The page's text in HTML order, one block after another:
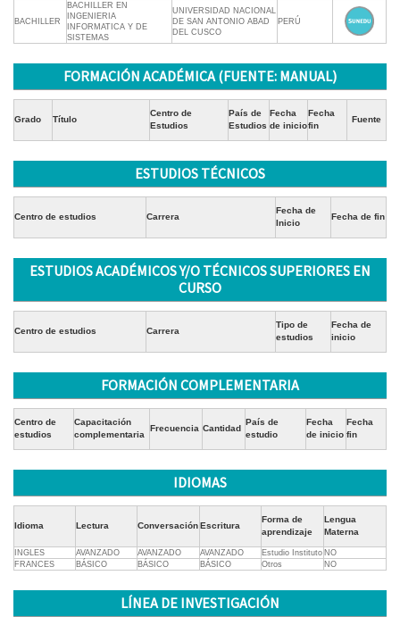
BACHILLER
BACHILLER EN
INGENIERIA
INFORMATICA Y DE
SISTEMAS
UNIVERSIDAD NACIONAL
DE SAN ANTONIO ABAD
DEL CUSCO
PERÚ
FORMACIÓN ACADÉMICA (FUENTE: MANUAL)
Grado Título
Centro de
Estudios
País de
Estudios
Fecha
de inicio
Fecha
fin
Fuente
ESTUDIOS TÉCNICOS
Centro de estudios Carrera
Fecha de
Inicio
Fecha de fin
ESTUDIOS ACADÉMICOS Y/O TÉCNICOS SUPERIORES EN
CURSO
Centro de estudios Carrera
Tipo de
estudios
Fecha de
inicio
FORMACIÓN COMPLEMENTARIA
Centro de
estudios
Capacitación
complementaria
Frecuencia Cantidad
País de
estudio
Fecha
de inicio
Fecha
fin
IDIOMAS
Idioma Lectura ConversaciónEscritura
Forma de
aprendizaje
Lengua
Materna
INGLES AVANZADO AVANZADO AVANZADO Estudio Instituto NO
FRANCES
BÁSICO BÁSICO BÁSICO Otros NO
LÍNEA DE INVESTIGACIÓN